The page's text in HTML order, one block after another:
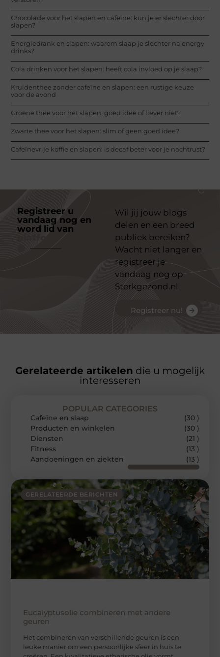
Chocolade voor het slapen en cafeïne: kun je er slechter door
slapen?
Energiedrank en slapen: waarom slaap je slechter na energy
drinks?
Cola drinken voor het slapen: heeft cola invloed op je slaap?
Kruidenthee zonder cafeïne en slapen: een rustige keuze
voor de avond
Groene thee voor het slapen: goed idee of liever niet?
Zwarte thee voor het slapen: slim of geen goed idee?
Cafeïnevrije koffie en slapen: is decaf beter voor je nachtrust?
Registreer u
vandaag nog en
word lid van
Wil jij jouw blogs
delen en een breed
publiek bereiken?
Wacht niet langer en
registreer je
vandaag nog op
Sterkgezond.nl
Registreer nu!
Gerelateerde artikelen die u mogelijk
interesseren
GERELATEERDE BERICHTEN
Eucalyptusolie combineren met andere
geuren
Het combineren van verschillende geuren is een
leuke manier om een persoonlijke sfeer in huis te
POPULAR CATEGORIES
Cafeïne en slaap
(30 )
Producten en winkelen
(30 )
Diensten
(21 )
Fitness
(13 )
Aandoeningen en ziekten
(13 )